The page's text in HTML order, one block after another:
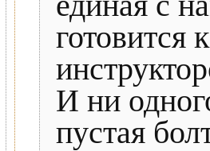
готовится
И ни
пустая